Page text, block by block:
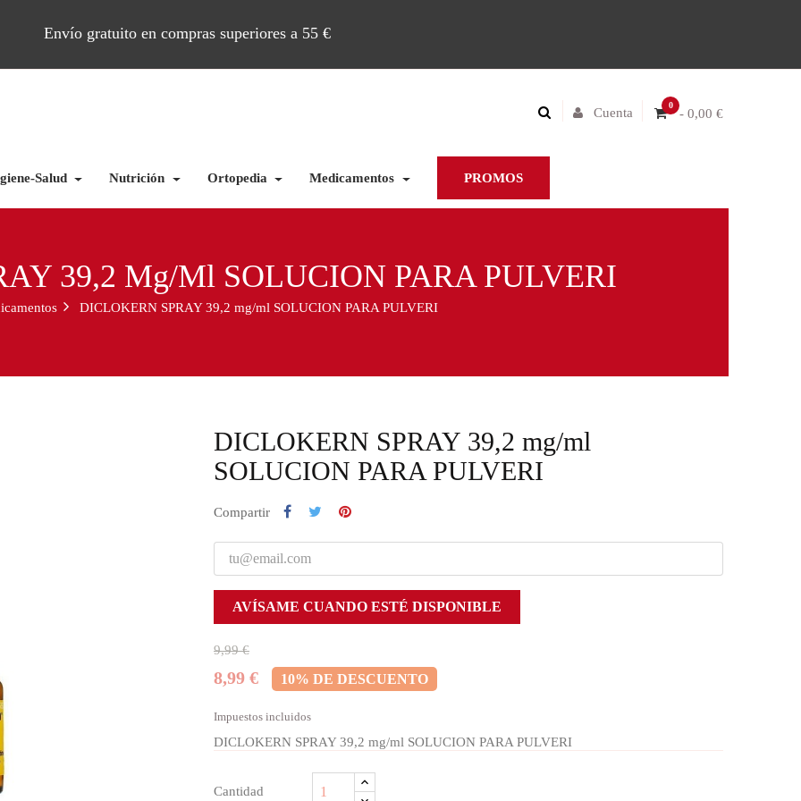
Envío gratuito en compras superiores a 55 €
0
- 0,00 €
Cuenta
Salud Nutrición Ortopedia Medicamentos PROMOS
39,2 Mg/ml SOLUCION PARA PULVERI
DICLOKERN SPRAY 39,2 mg/ml SOLUCION PARA PULVERI
DICLOKERN SPRAY 39,2 mg/ml
SOLUCION PARA PULVERI
Compartir
AVÍSAME CUANDO ESTÉ DISPONIBLE
9,99 €
8,99 € 10% DE DESCUENTO
Impuestos incluidos
DICLOKERN SPRAY 39,2 mg/ml SOLUCION PARA PULVERI
Cantidad